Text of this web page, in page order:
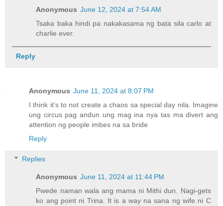
Anonymous June 12, 2024 at 7:54 AM
Tsaka baka hindi pa nakakasama ng bata sila carlo at
charlie ever.
Reply
Anonymous June 11, 2024 at 8:07 PM
I think it’s to not create a chaos sa special day nila. Imagine
ung circus pag andun ung mag ina nya tas ma divert ang
attention ng people imbes na sa bride
Reply
Replies
Anonymous June 11, 2024 at 11:44 PM
Pwede naman wala ang mama ni Mithi dun. Nagi-gets
ko ang point ni Trina. It is a way na sana ng wife ni C